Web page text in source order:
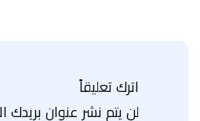
اترك تعليقاً
لن يتم نشر عنوان بريدك